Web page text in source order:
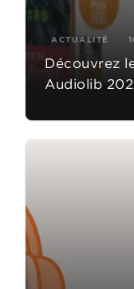
ACTUALITÉ
Découvrez
Audiolib